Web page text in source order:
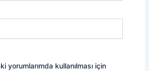
yorumlarımda kullanılması için